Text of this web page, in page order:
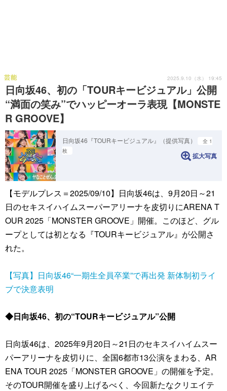
日向坂46、初の「TOURキービジュアル」公開
“満面の笑み”でハッピーオーラ表現【MONSTE
R GROOVE】
芸能 2025.9.10（水） 19:45
日向坂46『TOURキービジュアル』（提供写真）
全 1
枚
拡大写真
【モデルプレス＝2025/09/10】日向坂46は、9月20日～21
日のセキスイハイムスーパーアリーナを皮切りにARENA T
OUR 2025「MONSTER GROOVE」開催。このほど、グル
ープとしては初となる『TOURキービジュアル』が公開さ
れた。
【写真】日向坂46“一期生全員卒業”で再出発 新体制初ライ
ブで決意表明
◆日向坂46、初の“TOURキービジュアル”公開
日向坂46は、2025年9月20日～21日のセキスイハイムスー
パーアリーナを皮切りに、全国6都市13公演をまわる、AR
ENA TOUR 2025「MONSTER GROOVE」の開催を予定。
そのTOUR開催を盛り上げるべく、今回新たなクリエイテ